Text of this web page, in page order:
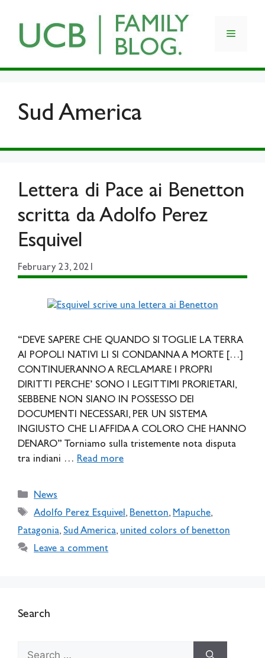
content
Menu
Sud America
Lettera di Pace ai Benetton
scritta da Adolfo Perez
Esquivel
February 23, 2021
“DEVE SAPERE CHE QUANDO SI TOGLIE LA TERRA
AI POPOLI NATIVI LI SI CONDANNA A MORTE […]
CONTINUERANNO A RECLAMARE I PROPRI
DIRITTI PERCHE’ SONO I LEGITTIMI PRORIETARI,
SEBBENE NON SIANO IN POSSESSO DEI
DOCUMENTI NECESSARI, PER UN SISTEMA
INGIUSTO CHE LI AFFIDA A COLORO CHE HANNO
DENARO” Torniamo sulla tristemente nota disputa
tra indiani … Read more
Categories
News
Tags
Adolfo Perez Esquivel, Benetton, Mapuche,
Patagonia, Sud America, united colors of benetton
Leave a comment
Search